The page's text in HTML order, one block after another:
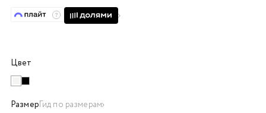
Цвет
РазмерГид по размерам
об оплате Плайтом